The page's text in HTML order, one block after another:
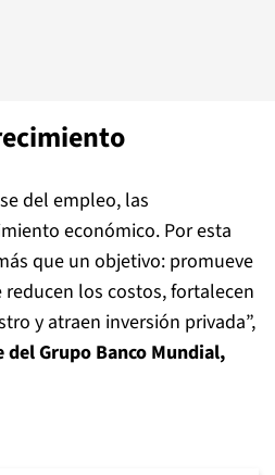
del empleo, las
económico. Por esta
que un objetivo: promueve
los costos, fortalecen
y atraen inversión privada”,
del Grupo Banco Mundial,